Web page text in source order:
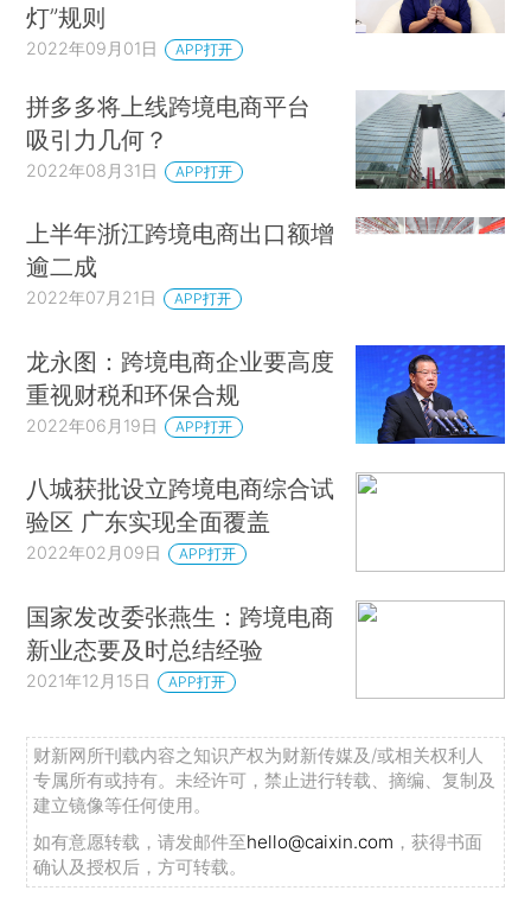
灯”规则
2022年09月01日 APP打开
拼多多将上线跨境电商平台
吸引力几何？
2022年08月31日 APP打开
上半年浙江跨境电商出口额增
逾二成
2022年07月21日 APP打开
龙永图：跨境电商企业要高度
重视财税和环保合规
2022年06月19日 APP打开
八城获批设立跨境电商综合试
验区 广东实现全面覆盖
2022年02月09日 APP打开
国家发改委张燕生：跨境电商
新业态要及时总结经验
2021年12月15日 APP打开
财新网所刊载内容之知识产权为财新传媒及/或相关权利人
专属所有或持有。未经许可，禁止进行转载、摘编、复制及
建立镜像等任何使用。
如有意愿转载，请发邮件至hello@caixin.com ，获得书面
确认及授权后，方可转载。